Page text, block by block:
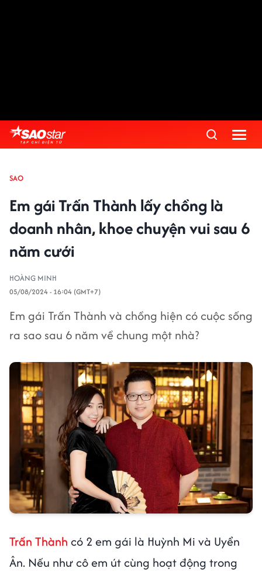
SAO
Em gái Trấn Thành lấy chồng là
doanh nhân, khoe chuyện vui sau 6
năm cưới
HOÀNG MINH
05/08/2024 - 16:04 (GMT+7)
Em gái Trấn Thành và chồng hiện có cuộc sống
ra sao sau 6 năm về chung một nhà?
Trấn Thành có 2 em gái là Huỳnh Mi và Uyển
Ân. Nếu như cô em út cùng hoạt động trong